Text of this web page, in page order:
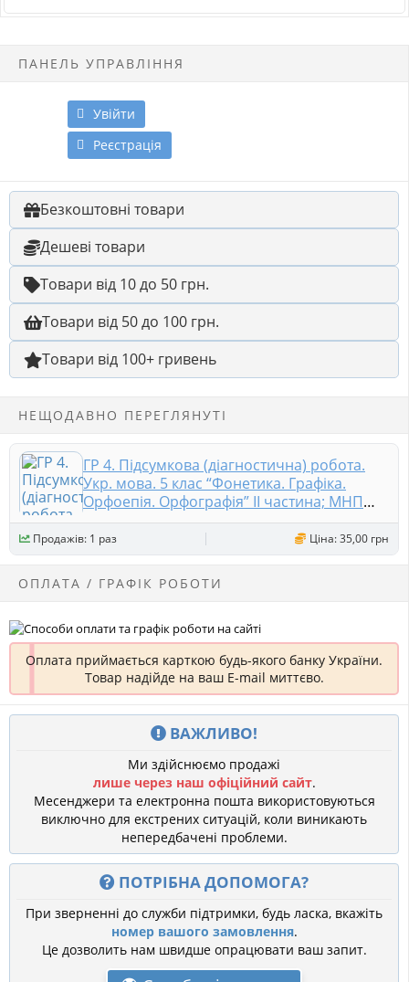
ПАНЕЛЬ УПРАВЛІННЯ
Увійти
Реєстрація
Безкоштовні товари
Дешеві товари
Товари від 10 до 50 грн.
Товари від 50 до 100 грн.
Товари від 100+ гривень
НЕЩОДАВНО ПЕРЕГЛЯНУТІ
ГР 4. Підсумкова (діагностична) робота.
Укр. мова. 5 клас “Фонетика. Графіка.
Орфоепія. Орфографія” ІІ частина; МНП
Заболотного 2 варіанти
Продажів: 1 раз Ціна: 35,00 грн
ОПЛАТА / ГРАФІК РОБОТИ
Оплата приймається карткою будь-якого банку України.
Товар надійде на ваш E-mail миттєво.
ВАЖЛИВО!
Ми здійснюємо продажі
лише через наш офіційний сайт.
Месенджери та електронна пошта використовуються
виключно для екстрених ситуацій, коли виникають
непередбачені проблеми.
ПОТРІБНА ДОПОМОГА?
При зверненні до служби підтримки, будь ласка, вкажіть
номер вашого замовлення.
Це дозволить нам швидше опрацювати ваш запит.